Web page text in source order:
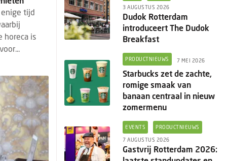
tijd
horeca is
3 AUGUSTUS 2026
Dudok Rotterdam
introduceert The Dudok
Breakfast
PRODUCTNIEUWS 7 MEI 2026
Starbucks zet de zachte,
romige smaak van
banaan centraal in nieuw
zomermenu
EVENTS PRODUCTNIEUWS
7 AUGUSTUS 2026
Gastvrij Rotterdam 2026: